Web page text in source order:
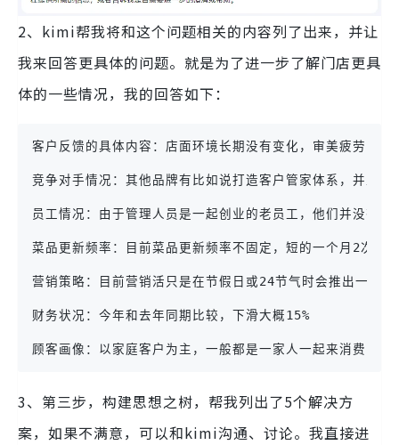
2、kimi帮我将和这个问题相关的内容列了出来，并让
我来回答更具体的问题。就是为了进一步了解门店更具
体的一些情况，我的回答如下：
客户反馈的具体内容：店面环境长期没有变化，审美疲劳了
竞争对手情况：其他品牌有比如说打造客户管家体系，并且
员工情况：由于管理人员是一起创业的老员工，他们并没有
菜品更新频率：目前菜品更新频率不固定，短的一个月2次，
营销策略：目前营销活只是在节假日或24节气时会推出一些
财务状况：今年和去年同期比较，下滑大概15%
顾客画像：以家庭客户为主，一般都是一家人一起来消费，
3、第三步，构建思想之树，帮我列出了5个解决方
案，如果不满意，可以和kimi沟通、讨论。我直接进